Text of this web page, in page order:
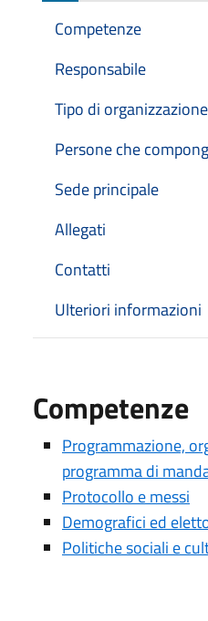
Competenze
Responsabile
Tipo di organizzazione
Persone che
Sede principale
Allegati
Contatti
Ulteriori informazioni
Competenze
Programmazione,
programma di
Protocollo e messi
Demografici ed
Politiche sociali e